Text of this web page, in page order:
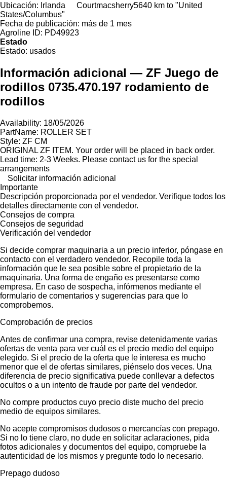
Ubicación: Irlanda Courtmacsherry5640 km to "United
States/Columbus"
Fecha de publicación: más de 1 mes
Agroline ID: PD49923
Estado
Estado: usados
Información adicional — ZF Juego de
rodillos 0735.470.197 rodamiento de
rodillos
Availability: 18/05/2026
PartName: ROLLER SET
Style: ZF CM
ORIGINAL ZF ITEM. Your order will be placed in back order.
Lead time: 2-3 Weeks. Please contact us for the special
arrangements
Solicitar información adicional
Importante
Descripción proporcionada por el vendedor. Verifique todos los
detalles directamente con el vendedor.
Consejos de compra
Consejos de seguridad
Verificación del vendedor
Si decide comprar maquinaria a un precio inferior, póngase en
contacto con el verdadero vendedor. Recopile toda la
información que le sea posible sobre el propietario de la
maquinaria. Una forma de engaño es presentarse como
empresa. En caso de sospecha, infórmenos mediante el
formulario de comentarios y sugerencias para que lo
comprobemos.
Comprobación de precios
Antes de confirmar una compra, revise detenidamente varias
ofertas de venta para ver cuál es el precio medio del equipo
elegido. Si el precio de la oferta que le interesa es mucho
menor que el de ofertas similares, piénselo dos veces. Una
diferencia de precio significativa puede conllevar a defectos
ocultos o a un intento de fraude por parte del vendedor.
No compre productos cuyo precio diste mucho del precio
medio de equipos similares.
No acepte compromisos dudosos o mercancías con prepago.
Si no lo tiene claro, no dude en solicitar aclaraciones, pida
fotos adicionales y documentos del equipo, compruebe la
autenticidad de los mismos y pregunte todo lo necesario.
Prepago dudoso